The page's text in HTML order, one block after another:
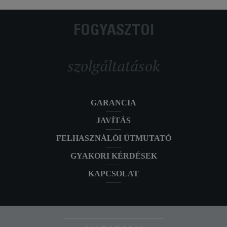
FOGYASZTÓI
szolgáltatások
GARANCIA
JAVÍTÁS
FELHASZNÁLÓI ÚTMUTATÓ
GYAKORI KÉRDÉSEK
KAPCSOLAT